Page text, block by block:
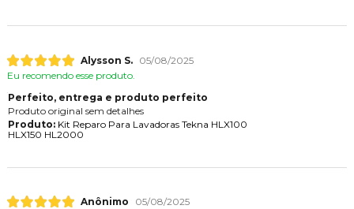
Alysson S.
05/08/2025
Eu recomendo esse produto.
Perfeito, entrega e produto perfeito
Produto original sem detalhes
Produto:Kit Reparo Para Lavadoras Tekna HLX100
HLX150 HL2000
Anônimo
05/08/2025